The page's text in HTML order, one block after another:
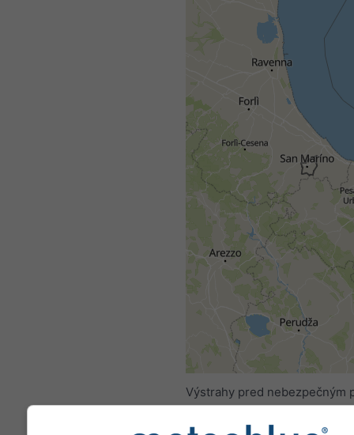
Výstrahy pred nebezpečným
poskytuje meteoblue viac
oficiálnych agentúr po celom